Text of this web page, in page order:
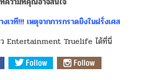
เวที!!! เหตุจากการกราดยิงในฝรั่งเศส
ว Entertainment Truelife ได้ที่นี่